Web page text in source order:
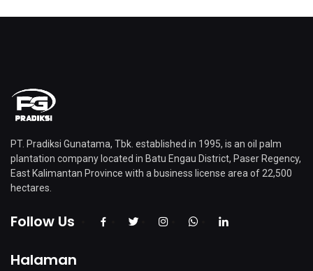
PT. Pradiksi Gunatama, Tbk. established in 1995, is an oil palm
plantation company located in Batu Engau District, Paser Regency,
East Kalimantan Province with a business license area of ​​22,500
hectares.
Follow Us
Halaman